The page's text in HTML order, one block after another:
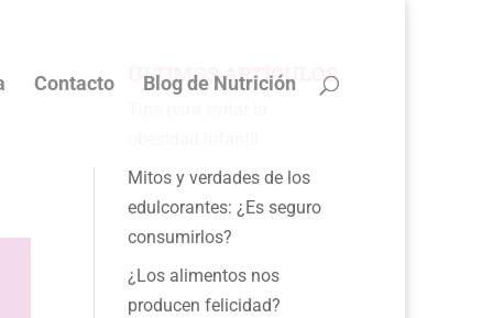
Contacto Blog de Nutrición
ÚLTIMOS ARTÍCULOS
Mitos y verdades de los
edulcorantes: ¿Es seguro
consumirlos?
¿Los alimentos nos
producen felicidad?